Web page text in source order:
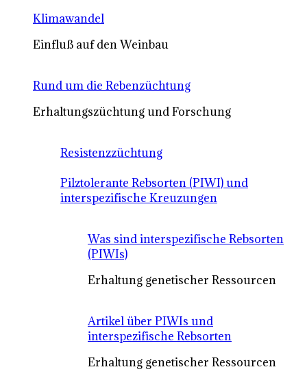
Klimawandel
Einfluß auf den Weinbau
Rund um die Rebenzüchtung
Erhaltungszüchtung und Forschung
Resistenzzüchtung
Pilztolerante Rebsorten (PIWI) und
interspezifische Kreuzungen
Was sind interspezifische Rebsorten
(PIWIs)
Erhaltung genetischer Ressourcen
Artikel über PIWIs und
interspezifische Rebsorten
Erhaltung genetischer Ressourcen